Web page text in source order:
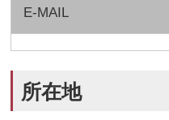
E-MAIL
所在地